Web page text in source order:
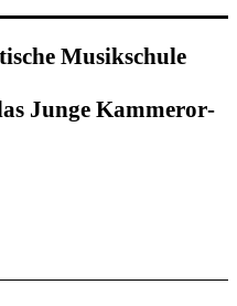
Musikschule
Jun­ge Kam­mer­or­